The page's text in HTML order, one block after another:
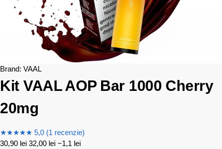
Brand: VAAL
Kit VAAL AOP Bar 1000 Cherry
20mg
★★★★★ 5,0 (1 recenzie)
30,90 lei 32,00 lei −1,1 lei